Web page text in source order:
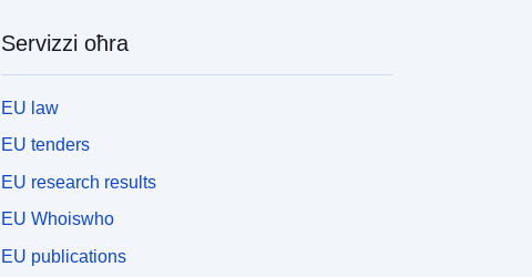
Servizzi oħra
EU law
EU tenders
EU research results
EU Whoiswho
EU publications